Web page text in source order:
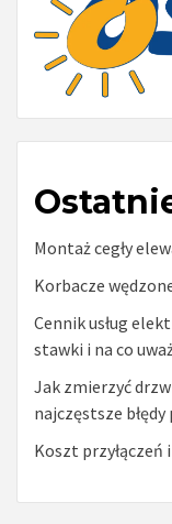
Montaż cegły
Korbacze
Cennik usług
stawki i na co
Jak zmierzyć
najczęstsze
Koszt przyłączeń